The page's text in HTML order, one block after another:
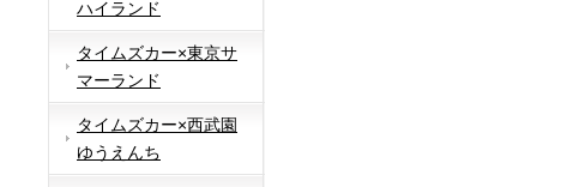
ハイランド
タイムズカー×東京サ
マーランド
タイムズカー×西武園
ゆうえんち